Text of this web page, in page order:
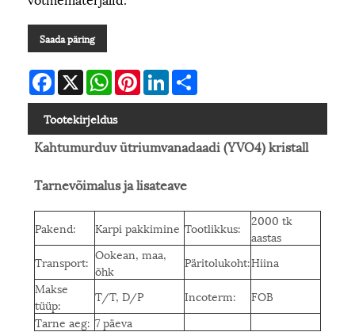
Saada päring
Facebook
X WhatsAppPinterestLinkedIn
Tootekirjeldus
Kahtumurduv ütriumvanadaadi (YVO4) kristall
Tarnevõimalus ja lisateave
Pakend: Karpi pakkimine Tootlikkus:
2000 tk
aastas
Transport: Ookean, maa,
õhk
Päritolukoht:Hiina
Makse
tüüp:
T/T, D/P Incoterm:
FOB
Tarne aeg: 7 päeva